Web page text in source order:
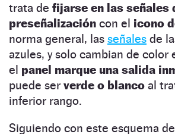
trata de fijarse en las señales
preseñalización con el icono
norma general, las señales de
azules, y solo cambian de color
el panel marque una salida
puede ser verde o blanco al
inferior rango.
Siguiendo con este esquema